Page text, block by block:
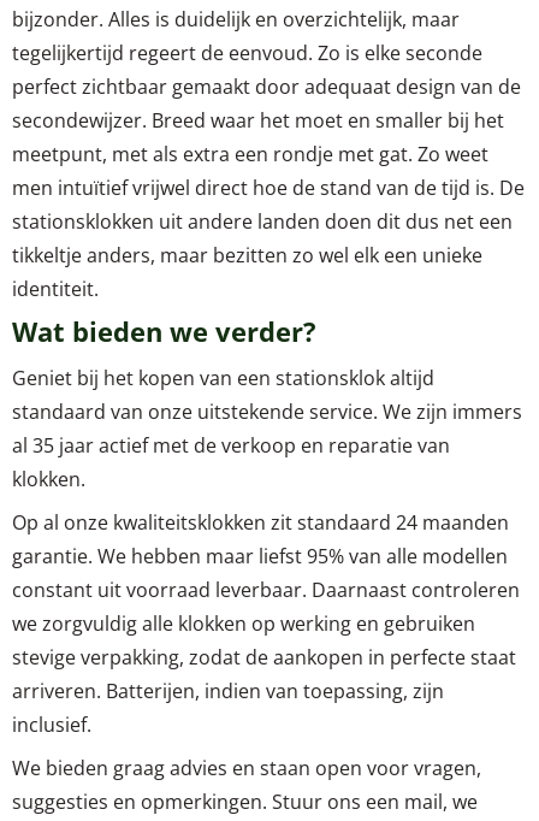
bijzonder. Alles is duidelijk en overzichtelijk, maar
tegelijkertijd regeert de eenvoud. Zo is elke seconde
perfect zichtbaar gemaakt door adequaat design van de
secondewijzer. Breed waar het moet en smaller bij het
meetpunt, met als extra een rondje met gat. Zo weet
men intuïtief vrijwel direct hoe de stand van de tijd is. De
stationsklokken uit andere landen doen dit dus net een
tikkeltje anders, maar bezitten zo wel elk een unieke
identiteit.
Wat bieden we verder?
Geniet bij het kopen van een stationsklok altijd
standaard van onze uitstekende service. We zijn immers
al 35 jaar actief met de verkoop en reparatie van
klokken.
Op al onze kwaliteitsklokken zit standaard 24 maanden
garantie. We hebben maar liefst 95% van alle modellen
constant uit voorraad leverbaar. Daarnaast controleren
we zorgvuldig alle klokken op werking en gebruiken
stevige verpakking, zodat de aankopen in perfecte staat
arriveren. Batterijen, indien van toepassing, zijn
inclusief.
We bieden graag advies en staan open voor vragen,
suggesties en opmerkingen. Stuur ons een mail, we